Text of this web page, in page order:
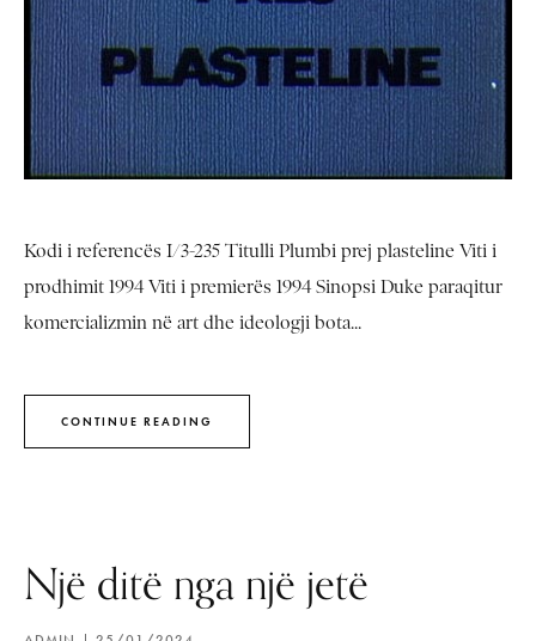
Kodi i referencës I/3-235 Titulli Plumbi prej plasteline Viti i
prodhimit 1994 Viti i premierës 1994 Sinopsi Duke paraqitur
komercializmin në art dhe ideologji bota...
CONTINUE READING
Një ditë nga një jetë